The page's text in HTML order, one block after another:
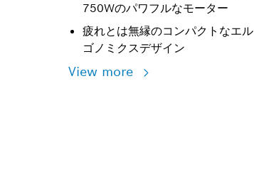
750Wのパワフルなモーター
疲れとは無縁のコンパクトなエル
ゴノミクスデザイン
View more